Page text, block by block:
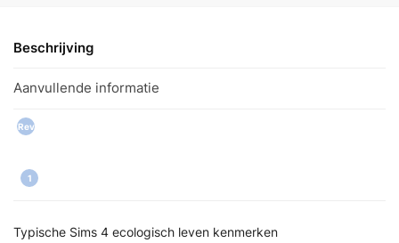
Beschrijving
Aanvullende informatie
Rev
1
Typische Sims 4 ecologisch leven kenmerken